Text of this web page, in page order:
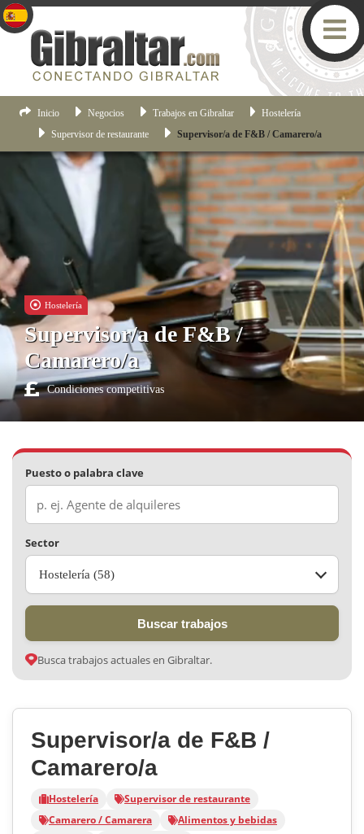
Inicio Negocios Trabajos en Gibraltar
Hostelería
Supervisor de restaurante
Supervisor/a de F&B / Camarero/a
Hostelería
Supervisor/a de F&B /
Camarero/a
Condiciones competitivas
Puesto o palabra clave
Sector
Hostelería (58)
Buscar trabajos
Busca trabajos actuales en Gibraltar.
Supervisor/a de F&B /
Camarero/a
Hostelería
Supervisor de restaurante
Camarero / Camarera
Alimentos y bebidas